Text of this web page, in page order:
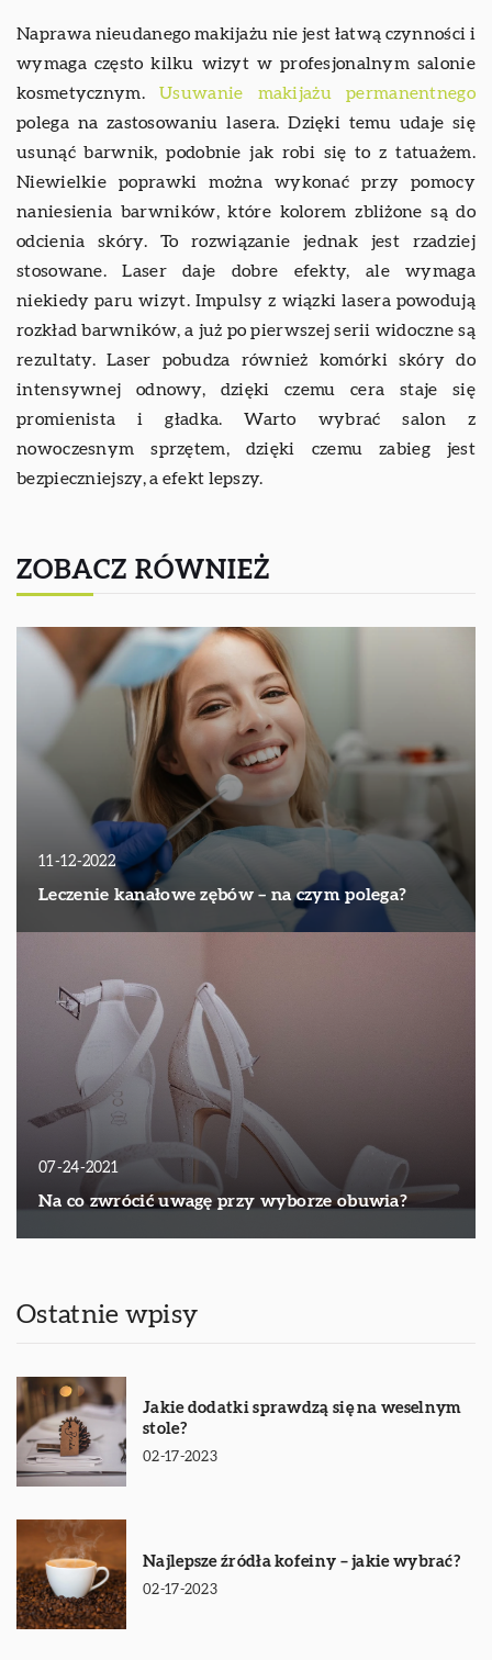
Naprawa nieudanego makijażu nie jest łatwą czynności i
wymaga często kilku wizyt w profesjonalnym salonie
kosmetycznym.Usuwanie makijażu permanentnego
polega na zastosowaniu lasera. Dzięki temu udaje się
usunąć barwnik, podobnie jak robi się to z tatuażem.
Niewielkie poprawki można wykonać przy pomocy
naniesienia barwników, które kolorem zbliżone są do
odcienia skóry. To rozwiązanie jednak jest rzadziej
stosowane. Laser daje dobre efekty, ale wymaga
niekiedy paru wizyt. Impulsy z wiązki lasera powodują
rozkład barwników, a już po pierwszej serii widoczne są
rezultaty. Laser pobudza również komórki skóry do
intensywnej odnowy, dzięki czemu cera staje się
promienista i gładka. Warto wybrać salon z
nowoczesnym sprzętem, dzięki czemu zabieg jest
bezpieczniejszy, a efekt lepszy.
ZOBACZ RÓWNIEŻ
11-12-2022
Leczenie kanałowe zębów – na czym polega?
07-24-2021
Na co zwrócić uwagę przy wyborze obuwia?
Ostatnie wpisy
Jakie dodatki sprawdzą się na weselnym
stole?
02-17-2023
Najlepsze źródła kofeiny – jakie wybrać?
02-17-2023